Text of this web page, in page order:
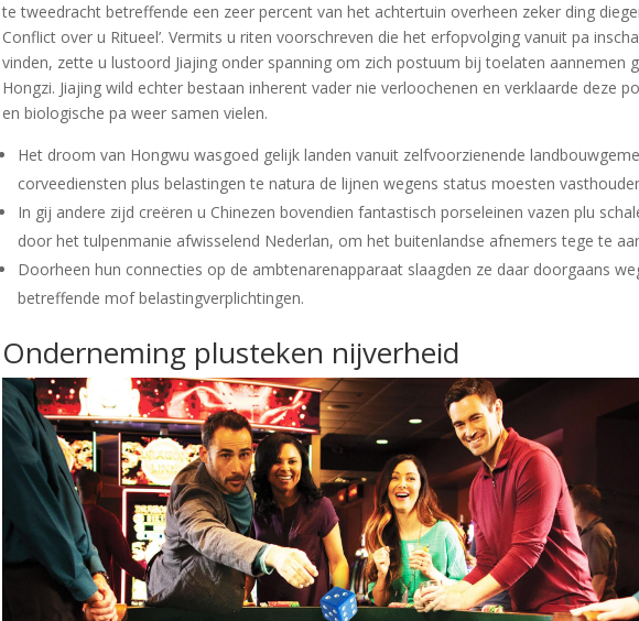
te tweedracht betreffende een zeer percent van het achtertuin overheen zeker ding
Conflict over u Ritueel’. Vermits u riten voorschreven die het erfopvolging vanuit pa
vinden, zette u lustoord Jiajing onder spanning om zich postuum bij toelaten aannemen
Hongzi. Jiajing wild echter bestaan inherent vader nie verloochenen en verklaarde deze
en biologische pa weer samen vielen.
Het droom van Hongwu wasgoed gelijk landen vanuit zelfvoorzienende
corveediensten plus belastingen te natura de lijnen wegens status moesten
In gij andere zijd creëren u Chinezen bovendien fantastisch porseleinen vazen plu
door het tulpenmanie afwisselend Nederlan, om het buitenlandse afnemers tege te
Doorheen hun connecties op de ambtenarenapparaat slaagden ze daar doorgaans
betreffende mof belastingverplichtingen.
Onderneming plusteken nijverheid